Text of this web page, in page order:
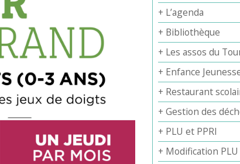
+ L’agenda
+ Bibliothèque
+ Les assos du
+ Enfance
+ Restaurant
+ Gestion des
+ PLU et PPRI
+ Modification PLU